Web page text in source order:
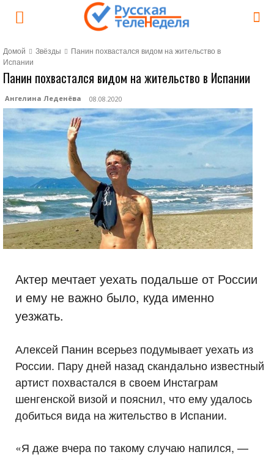
Домой Звёзды
Панин похвастался видом на жительство в
Испании
Панин похвастался видом на жительство в Испании
Ангелина Леденёва 08.08.2020
Актер мечтает уехать подальше от России
и ему не важно было, куда именно
уезжать.
Алексей Панин всерьез подумывает уехать из
России. Пару дней назад скандально известный
артист похвастался в своем Инстаграм
шенгенской визой и пояснил, что ему удалось
добиться вида на жительство в Испании.
«Я даже вчера по такому случаю напился, —